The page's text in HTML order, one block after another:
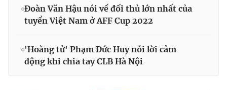
Đoàn Văn Hậu nói về đối thủ lớn nhất của
tuyển Việt Nam ở AFF Cup 2022
'Hoàng tử' Phạm Đức Huy nói lời cảm
động khi chia tay CLB Hà Nội